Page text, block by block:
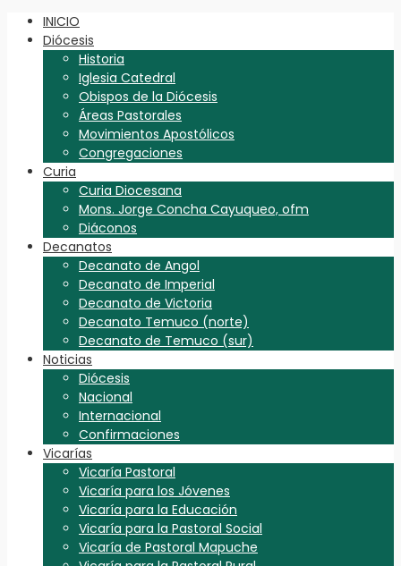
INICIO
Diócesis
Historia
Iglesia Catedral
Obispos de la Diócesis
Áreas Pastorales
Movimientos Apostólicos
Congregaciones
Curia
Curia Diocesana
Mons. Jorge Concha Cayuqueo, ofm
Diáconos
Decanatos
Decanato de Angol
Decanato de Imperial
Decanato de Victoria
Decanato Temuco (norte)
Decanato de Temuco (sur)
Noticias
Diócesis
Nacional
Internacional
Confirmaciones
Vicarías
Vicaría Pastoral
Vicaría para los Jóvenes
Vicaría para la Educación
Vicaría para la Pastoral Social
Vicaría de Pastoral Mapuche